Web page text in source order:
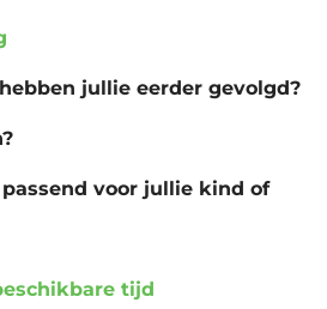
jullie eerder gevolgd?
voor jullie kind of
tijd